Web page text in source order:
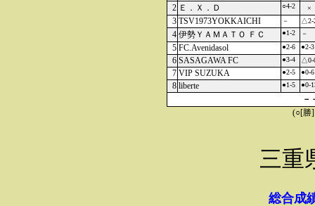
2 Ｅ．Ｘ．Ｄ ○4-2 ×
3 TSV1973YOKKAICHI － △2-
4 伊勢ＹＡＭＡＴＯ ＦＣ ●1-2 －
5 FC.Avenidasol ●2-6 ●2-3
6 SASAGAWA FC ●3-4 △0-
7 VIP SUZUKA ●2-5 ●0-6
8 liberte ●1-5 ●0-
－
(○[勝
三重
総合成